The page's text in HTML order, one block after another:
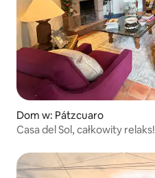
Dom w: Pátzcuaro
Casa del Sol, całkowity relaks!